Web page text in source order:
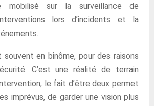
mobilisé sur la surveillance de
lors d’incidents et la
en binôme, pour des raisons
C’est une réalité de terrain
le fait d’être deux permet
imprévus, de garder une vision plus